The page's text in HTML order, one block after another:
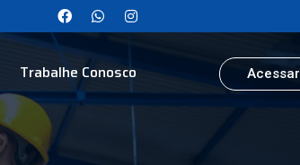
Trabalhe Conosco Acessar